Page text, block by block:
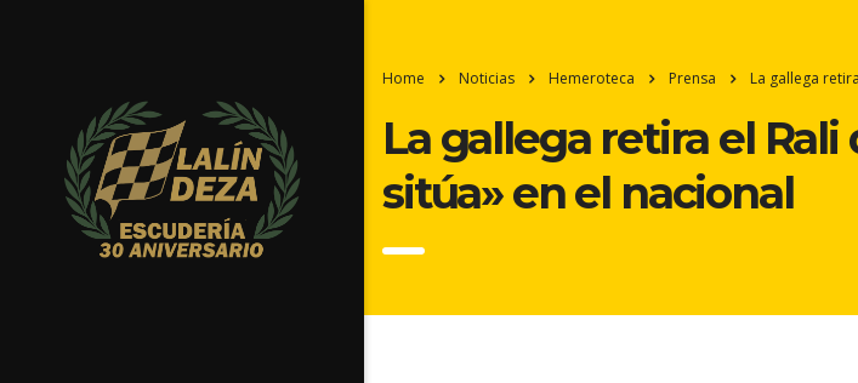
Home Noticias Hemeroteca Prensa La gallega
La gallega retira el
sitúa» en el nacional